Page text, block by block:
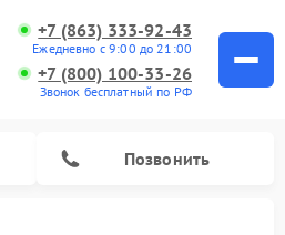
+7 (863) 333-92-43
Ежедневно с 9:00 до 21:00
+7 (800) 100-33-26
Звонок бесплатный по РФ
Позвонить